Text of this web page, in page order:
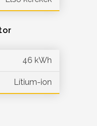
46 kWh
Lítium-ion